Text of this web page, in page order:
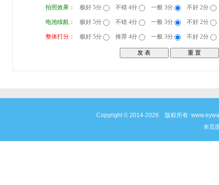
拍照效果： 极好 5分 不错 4分 一般 3分 不好 2分
电池续航： 极好 5分 不错 4分 一般 3分 不好 2分
整体打分： 极好 5分 推荐 4分 一般 3分 不好 2分
Copyright © 2014-2026 版权所有
本页